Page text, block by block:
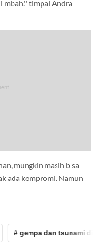
mbah.'' timpal Andra
mungkin masih bisa
ada kompromi. Namun
# gempa dan tsunami di